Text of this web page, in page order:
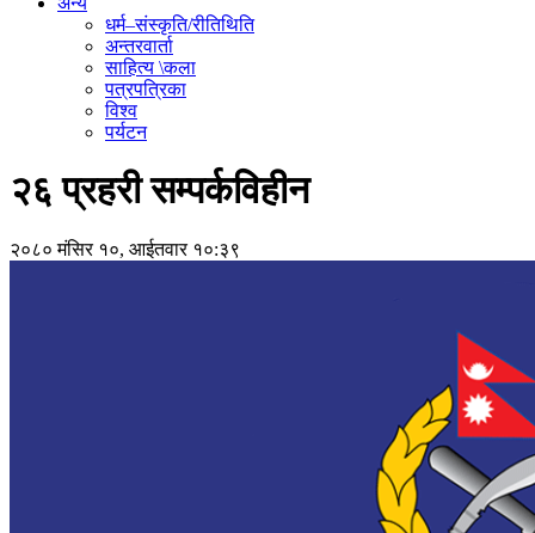
धर्म–संस्कृति/रीतिथिति
अन्तरवार्ता
साहित्य \कला
पत्रपत्रिका
विश्व
पर्यटन
२६ प्रहरी सम्पर्कविहीन
२०८० मंसिर १०, आईतवार १०:३९